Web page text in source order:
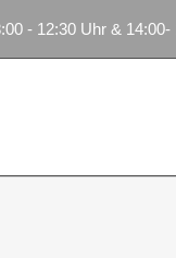
- 12:30 Uhr &